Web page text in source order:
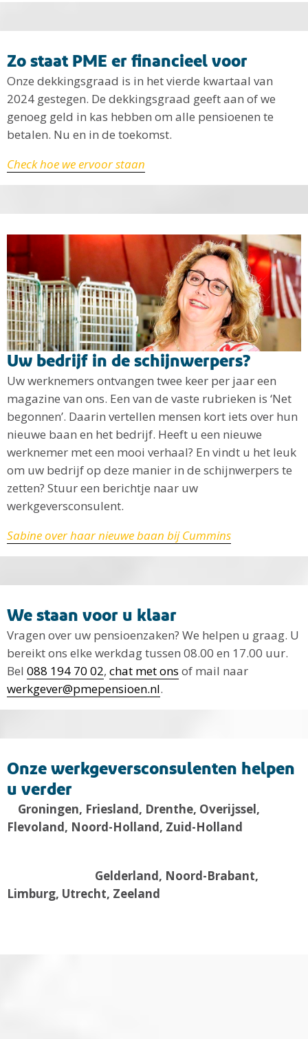
Zo staat PME er financieel voor
Onze dekkingsgraad is in het vierde kwartaal van
2024 gestegen. De dekkingsgraad geeft aan of we
genoeg geld in kas hebben om alle pensioenen te
betalen. Nu en in de toekomst.
Check hoe we ervoor staan
Uw bedrijf in de schijnwerpers?
Uw werknemers ontvangen twee keer per jaar een
magazine van ons. Een van de vaste rubrieken is ‘Net
begonnen’. Daarin vertellen mensen kort iets over hun
nieuwe baan en het bedrijf. Heeft u een nieuwe
werknemer met een mooi verhaal? En vindt u het leuk
om uw bedrijf op deze manier in de schijnwerpers te
zetten? Stuur een berichtje naar uw
werkgeversconsulent.
Sabine over haar nieuwe baan bij Cummins
We staan voor u klaar
Vragen over uw pensioenzaken? We helpen u graag. U
bereikt ons elke werkdag tussen 08.00 en 17.00 uur.
Bel 088 194 70 02, chat met ons of mail naar
werkgever@pmepensioen.nl.
Onze werkgeversconsulenten helpen
u verder
Groningen, Friesland, Drenthe, Overijssel,
Flevoland, Noord-Holland, Zuid-Holland
Gelderland, Noord-Brabant,
Limburg, Utrecht, Zeeland